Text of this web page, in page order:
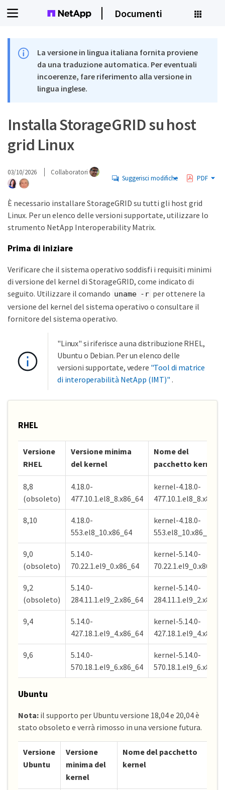
Documenti
La versione in lingua italiana fornita proviene
da una traduzione automatica. Per eventuali
incoerenze, fare riferimento alla versione in
lingua inglese.
Installa StorageGRID su host
grid Linux
03/10/2026 Collaboratori
Suggerisci modifiche PDF
È necessario installare StorageGRID su tutti gli host grid
Linux. Per un elenco delle versioni supportate, utilizzare lo
strumento NetApp Interoperability Matrix.
Prima di iniziare
Verificare che il sistema operativo soddisfi i requisiti minimi
di versione del kernel di StorageGRID, come indicato di
seguito. Utilizzare il comando uname -r per ottenere la
versione del kernel del sistema operativo o consultare il
fornitore del sistema operativo.
"Linux" si riferisce a una distribuzione RHEL,
Ubuntu o Debian. Per un elenco delle
versioni supportate, vedere "Tool di matrice
di interoperabilità NetApp (IMT)" .
RHEL
Versione
RHEL
Versione minima
del kernel
Nome del
pacchetto kernel
8,8
(obsoleto)
4.18.0-
477.10.1.el8_8.x86_64
kernel-4.18.0-
8,10
4.18.0-
553.el8_10.x86_64
kernel-4.18.0-
553.el8_10.x86_64
9,0
(obsoleto)
5.14.0-
70.22.1.el9_0.x86_64
kernel-5.14.0-
70.22.1.el9_0.x86_64
9,2
(obsoleto)
5.14.0-
284.11.1.el9_2.x86_64
kernel-5.14.0-
9,4
5.14.0-
427.18.1.el9_4.x86_64
kernel-5.14.0-
9,6
5.14.0-
570.18.1.el9_6.x86_64
kernel-5.14.0-
Ubuntu
Nota:il supporto per Ubuntu versione 18,04 e 20,04 è
stato obsoleto e verrà rimosso in una versione futura.
Versione
Ubuntu
Versione
minima del
kernel
Nome del pacchetto
kernel